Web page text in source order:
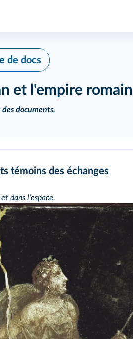
de docs
et l'empire romain
documents.
témoins des échanges
dans l'espace.